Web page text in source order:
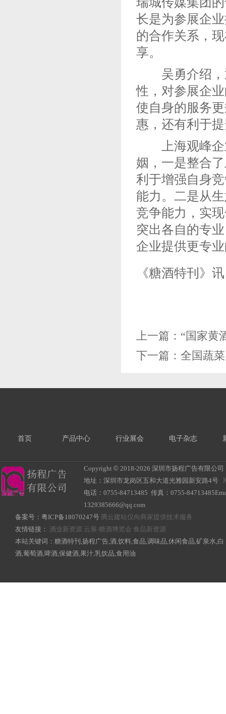
长是为参展企
的合作关系，
享。
吴勇介绍，
性，对参展企
使自身的服务
惠，还有利于
上海观峰企
姻，一是整合
利于增强自身
能力。二是从
竞争能力，实
突出各自的专
企业提供更专
《糖酒特刊》讯
上一篇： “国家黄
下一篇： 全国蔬
首页 产品中心 行业展会 电子杂志
Copyright © 2018-2026 深圳市扬程广告有限公
地址：深圳市龙岗区五和大道光雅园新安路4号
电话：0755-84713485 传真：0755-
1329385666@qq.com
备案号： 粤ICP备18070247号 腾云建站仅向商家提供技术服务
友情链接： 酒业新资源 云展-糖酒博览会 食品新资源
本站关键词：糖酒特刊,扬程广告,酒,饮料,食品,调味品,休闲食品,矿泉水,白
酒,葡萄酒,啤酒,保健酒,果汁,乳饮品,食用油